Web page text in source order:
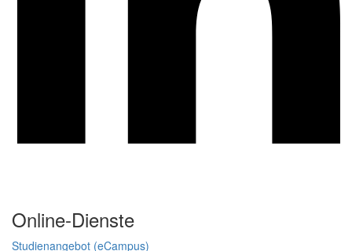
Online-Dienste
Studienangebot (eCampus)